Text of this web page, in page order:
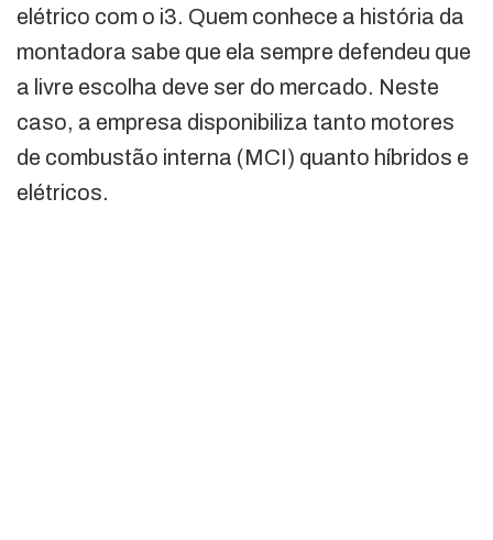
elétrico com o i3. Quem conhece a história da
montadora sabe que ela sempre defendeu que
a livre escolha deve ser do mercado. Neste
caso, a empresa disponibiliza tanto motores
de combustão interna (MCI) quanto híbridos e
elétricos.